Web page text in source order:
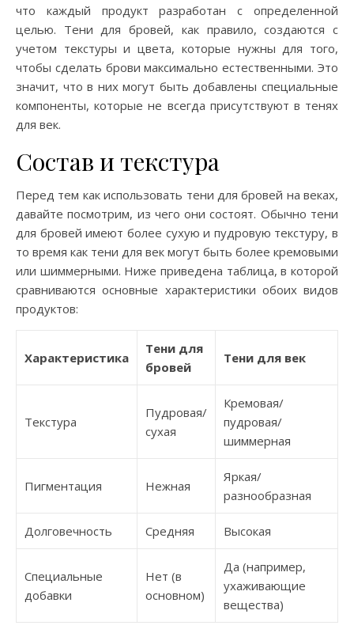
что каждый продукт разработан с определенной
целью. Тени для бровей, как правило, создаются с
учетом текстуры и цвета, которые нужны для того,
чтобы сделать брови максимально естественными. Это
значит, что в них могут быть добавлены специальные
компоненты, которые не всегда присутствуют в тенях
для век.
Состав и текстура
Перед тем как использовать тени для бровей на веках,
давайте посмотрим, из чего они состоят. Обычно тени
для бровей имеют более сухую и пудровую текстуру, в
то время как тени для век могут быть более кремовыми
или шиммерными. Ниже приведена таблица, в которой
сравниваются основные характеристики обоих видов
продуктов:
Характеристика
Тени для
бровей
Тени для век
Текстура
Пудровая/
сухая
Кремовая/
пудровая/
шиммерная
Пигментация Нежная
Яркая/
разнообразная
Долговечность Средняя Высокая
Специальные
добавки
Нет (в
основном)
Да (например,
ухаживающие
вещества)